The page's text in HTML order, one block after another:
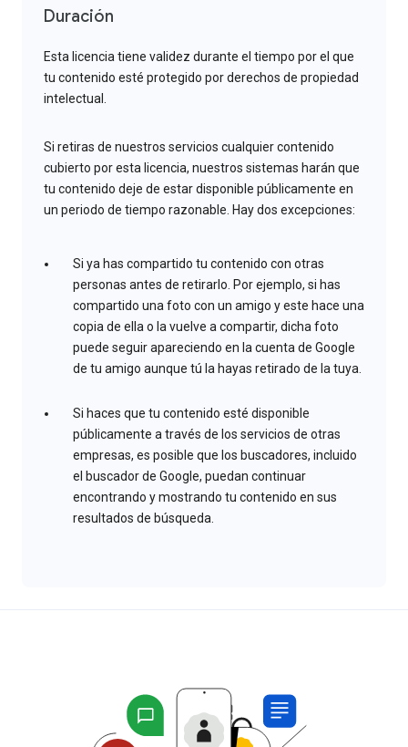
Duración
Esta licencia tiene validez durante el tiempo por el que
tu contenido esté protegido por derechos de propiedad
intelectual.
Si retiras de nuestros servicios cualquier contenido
cubierto por esta licencia, nuestros sistemas harán que
tu contenido deje de estar disponible públicamente en
un periodo de tiempo razonable. Hay dos excepciones:
Si ya has compartido tu contenido con otras
personas antes de retirarlo. Por ejemplo, si has
compartido una foto con un amigo y este hace una
copia de ella o la vuelve a compartir, dicha foto
puede seguir apareciendo en la cuenta de Google
de tu amigo aunque tú la hayas retirado de la tuya.
Si haces que tu contenido esté disponible
públicamente a través de los servicios de otras
empresas, es posible que los buscadores, incluido
el buscador de Google, puedan continuar
encontrando y mostrando tu contenido en sus
resultados de búsqueda.